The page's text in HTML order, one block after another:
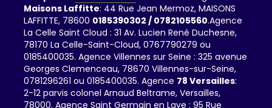
Maisons Laffitte: 44 Rue Jean Mermoz, MAISONS
LAFFITTE, 78600 0185390302 / 0782105560.Agence
La Celle Saint Cloud : 31 Av. Lucien René Duchesne,
78170 La Celle-Saint-Cloud, 0767790279 ou
0185400035. Agence Villennes sur Seine : 325 avenue
Georges Clemenceau, 78670 Villennes-sur-Seine,
0781296261 ou 0185400035. Agence 78 Versailles:
2-12 parvis colonel Arnaud Beltrame, Versailles,
78000. Agence Saint Germain en Laye : 95 Rue